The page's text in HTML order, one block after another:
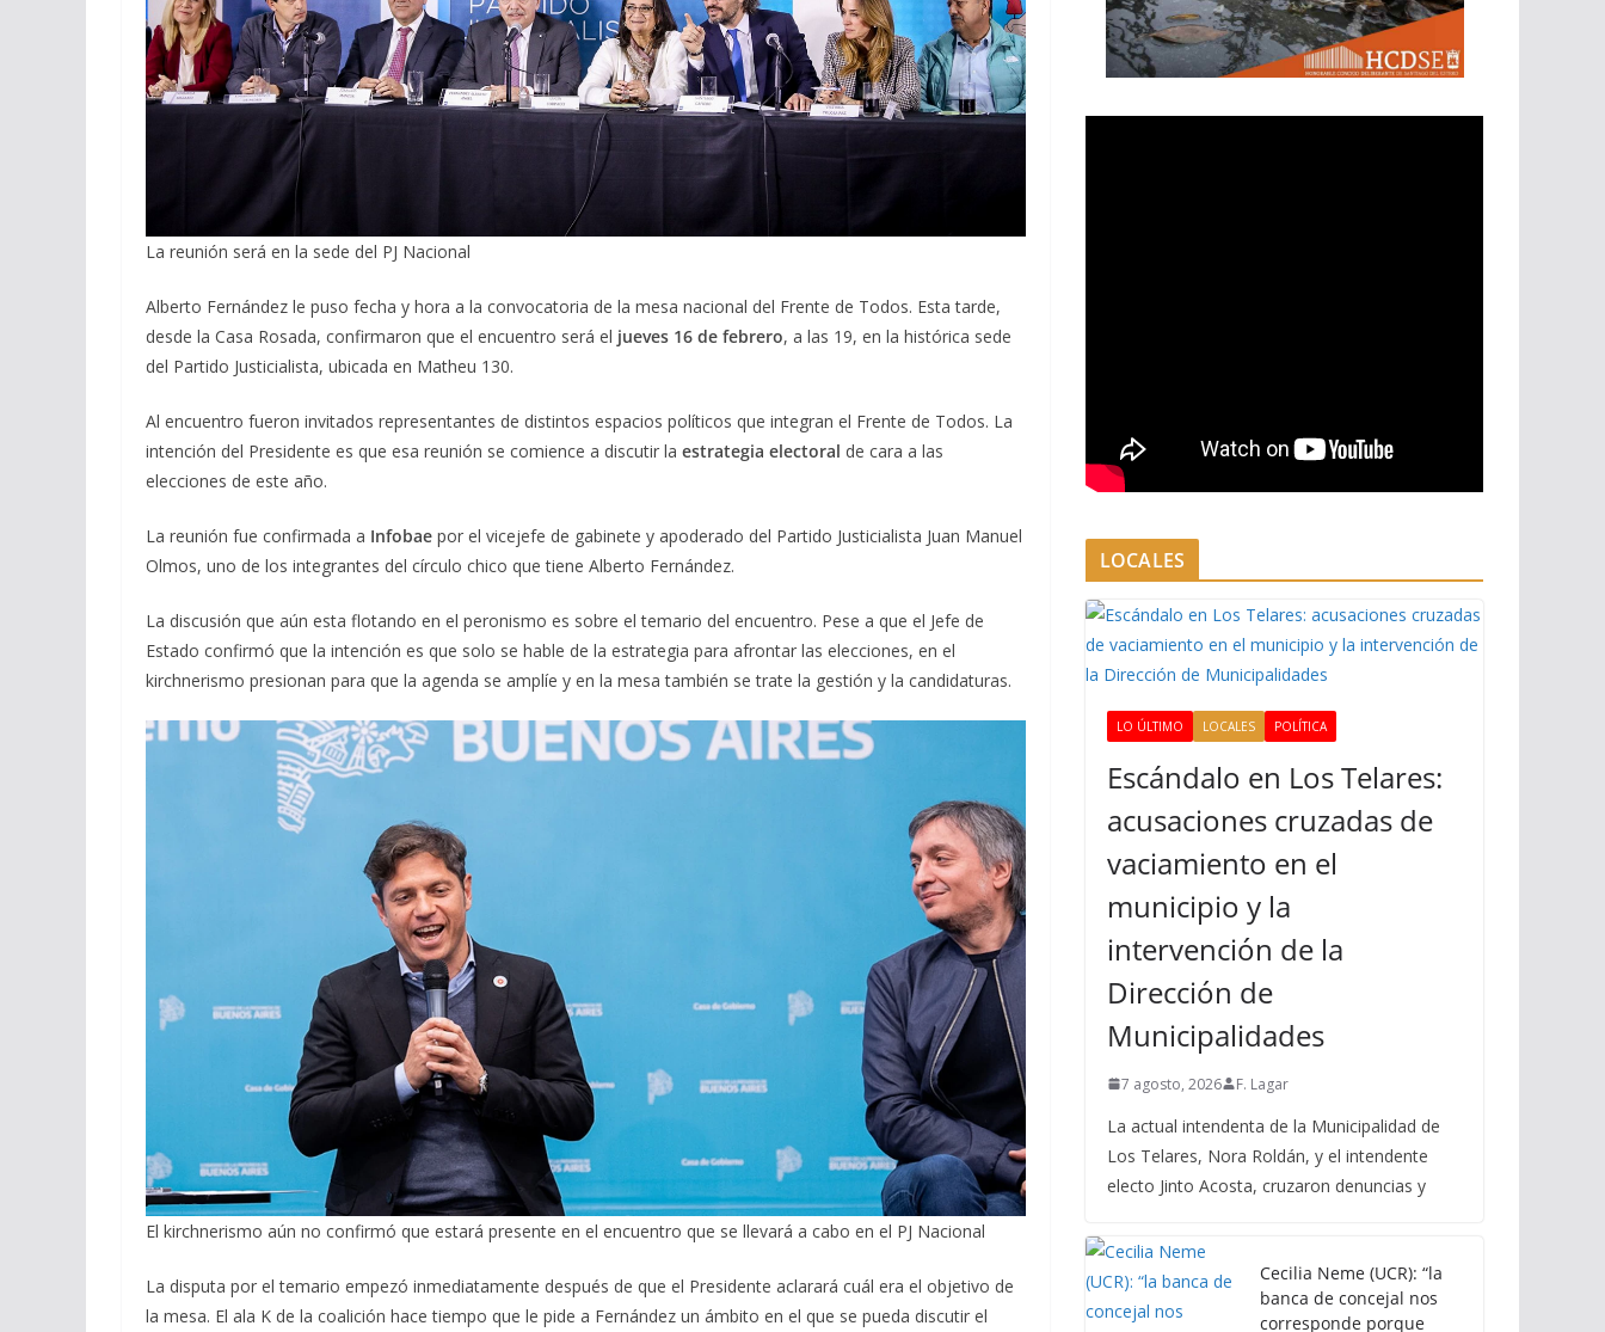
La reunión será en la sede del PJ Nacional
Alberto Fernández le puso fecha y hora a la convocatoria de la mesa nacional del Frente de Todos. Esta tarde,
desde la Casa Rosada, confirmaron que el encuentro será el jueves 16 de febrero, a las 19, en la histórica sede
del Partido Justicialista, ubicada en Matheu 130.
Al encuentro fueron invitados representantes de distintos espacios políticos que integran el Frente de Todos. La
intención del Presidente es que esa reunión se comience a discutir la estrategia electoral de cara a las
elecciones de este año.
La reunión fue confirmada a Infobae por el vicejefe de gabinete y apoderado del Partido Justicialista Juan Manuel
Olmos, uno de los integrantes del círculo chico que tiene Alberto Fernández.
La discusión que aún esta flotando en el peronismo es sobre el temario del encuentro. Pese a que el Jefe de
Estado confirmó que la intención es que solo se hable de la estrategia para afrontar las elecciones, en el
kirchnerismo presionan para que la agenda se amplíe y en la mesa también se trate la gestión y la candidaturas.
El kirchnerismo aún no confirmó que estará presente en el encuentro que se llevará a cabo en el PJ Nacional
La disputa por el temario empezó inmediatamente después de que el Presidente aclarará cuál era el objetivo de
la mesa. El ala K de la coalición hace tiempo que le pide a Fernández un ámbito en el que se pueda discutir el
LOCALES
LO ÚLTIMO LOCALES POLÍTICA
Escándalo en Los Telares:
acusaciones cruzadas de
vaciamiento en el
municipio y la
intervención de la
Dirección de
Municipalidades
7 agosto, 2026 F. Lagar
La actual intendenta de la Municipalidad de
Los Telares, Nora Roldán, y el intendente
electo Jinto Acosta, cruzaron denuncias y
Cecilia Neme (UCR): “la
banca de concejal nos
corresponde porque